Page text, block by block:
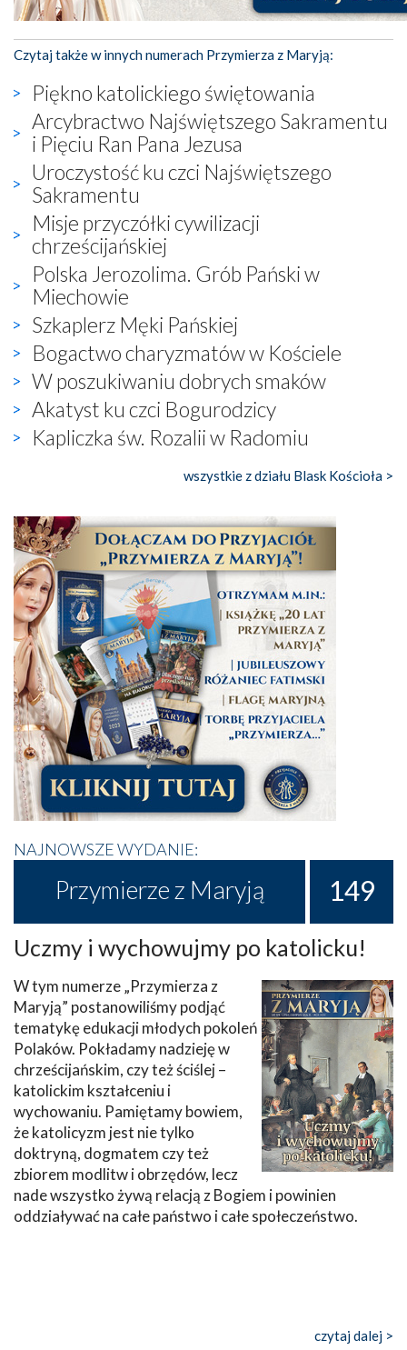
Czytaj także w innych numerach Przymierza z Maryją:
Piękno katolickiego świętowania
Arcybractwo Najświętszego Sakramentu
i Pięciu Ran Pana Jezusa
Uroczystość ku czci Najświętszego
Sakramentu
Misje przyczółki cywilizacji
chrześcijańskiej
Polska Jerozolima. Grób Pański w
Miechowie
Szkaplerz Męki Pańskiej
Bogactwo charyzmatów w Kościele
W poszukiwaniu dobrych smaków
Akatyst ku czci Bogurodzicy
Kapliczka św. Rozalii w Radomiu
wszystkie z działu Blask Kościoła >
NAJNOWSZE WYDANIE:
Przymierze z Maryją 149
Uczmy i wychowujmy po katolicku!
W tym numerze „Przymierza z
Maryją” postanowiliśmy podjąć
tematykę edukacji młodych pokoleń
Polaków. Pokładamy nadzieję w
chrześcijańskim, czy też ściślej –
katolickim kształceniu i
wychowaniu. Pamiętamy bowiem,
że katolicyzm jest nie tylko
doktryną, dogmatem czy też
zbiorem modlitw i obrzędów, lecz
nade wszystko żywą relacją z Bogiem i powinien
oddziaływać na całe państwo i całe społeczeństwo.
czytaj dalej >